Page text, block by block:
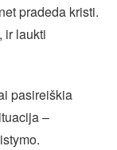
pradeda kristi.
, ir laukti
pasireiškia
–